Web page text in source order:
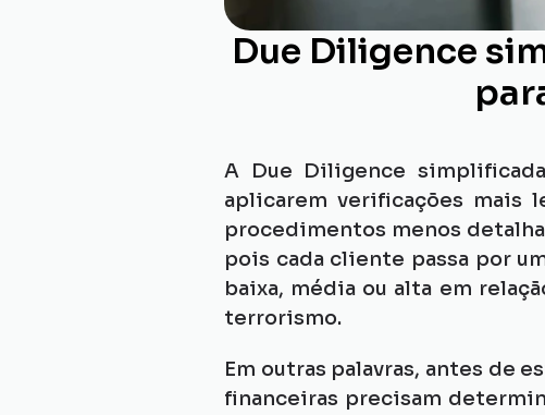
Due Diligence
A Due Diligence
aplicarem verificações mais
procedimentos menos
pois cada cliente passa por
baixa, média ou alta em
terrorismo.
Em outras palavras, antes de
financeiras precisam